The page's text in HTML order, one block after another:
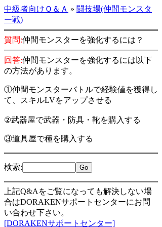
中級者向けＱ＆Ａ » 闘技場(仲間モンスタ
ー戦)
質問:仲間モンスターを強化するには？
回答:仲間モンスターを強化するには以下
の方法があります。
①仲間モンスターバトルで経験値を獲得し
て、スキルLVをアップさせる
②武器屋で武器・防具・靴を購入する
③道具屋で種を購入する
検索:
上記Q&Aをご覧になっても解決しない場
合はDORAKENサポートセンターにお問
い合わせ下さい。
[DORAKENサポートセンター]